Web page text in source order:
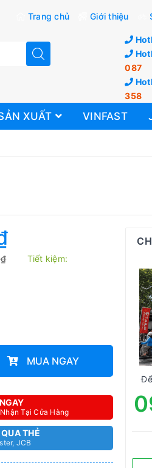
Trang chủ Giới thiệu
087
358
XUẤT VINFAST
Tiết kiệm:
MUA NGAY
Tại Cửa Hàng
THẺ
JCB